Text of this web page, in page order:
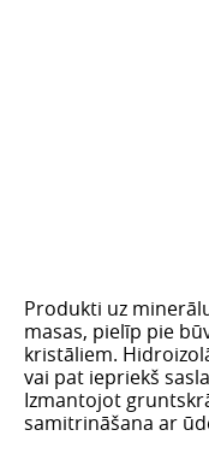
Produkti uz
masas, pielīp pie
kristāliem.
vai pat iepriekš
Izmantojot
samitrināšana ar